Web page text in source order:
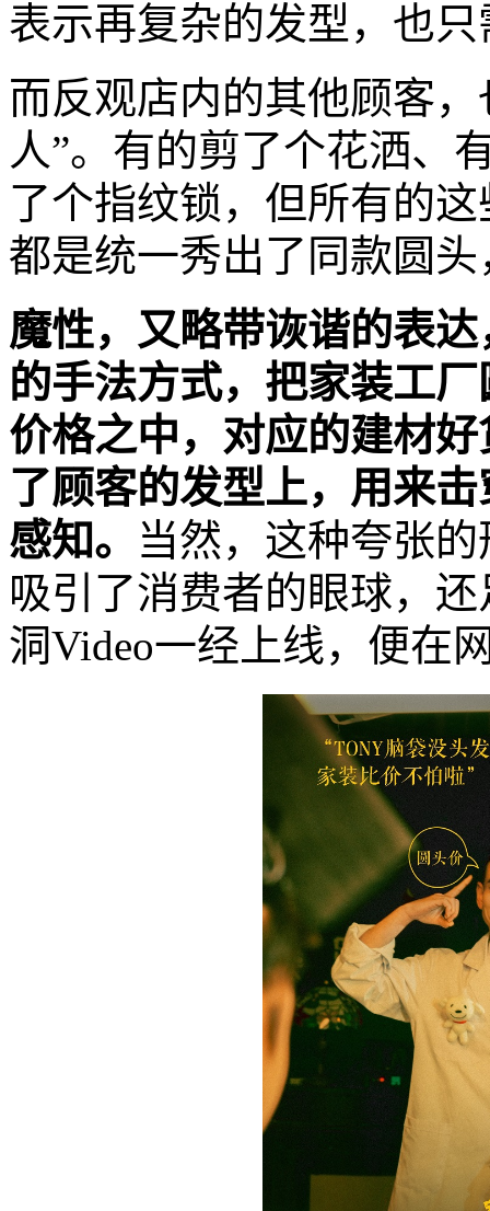
表示再复杂的发型，也
而反观店内的其他顾客
人”。有的剪了个花洒、
了个指纹锁，但所有的
都是统一秀出了同款圆
魔性，又略带诙谐的表
的手法方式，把家装工
价格之中，对应的建材
了顾客的发型上，用来
感知。
当然，这种夸张
吸引了消费者的眼球，
洞Video一经上线，便在